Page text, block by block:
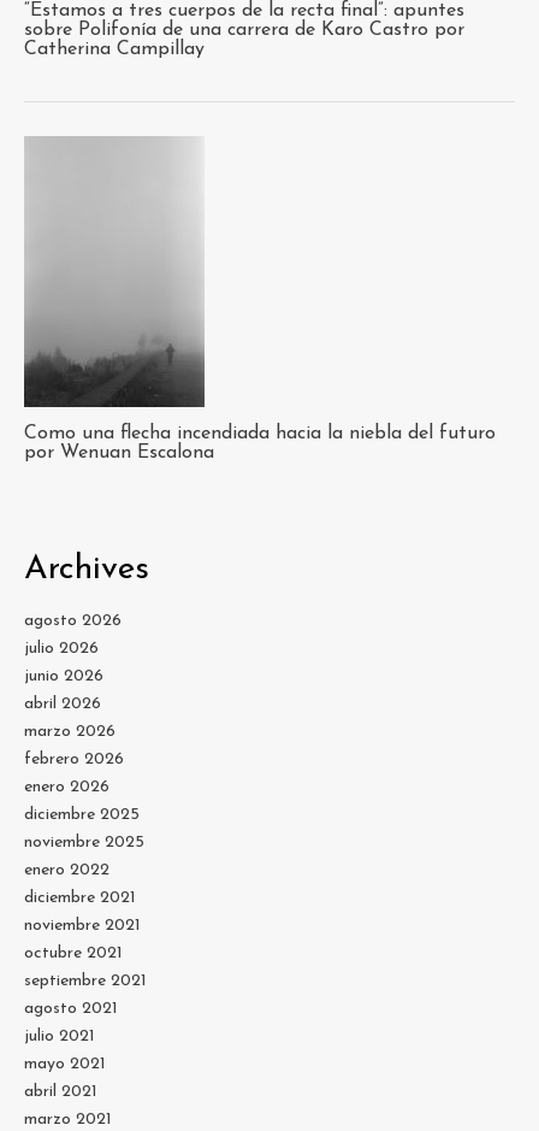
“Estamos a tres cuerpos de la recta final”: apuntes
sobre Polifonía de una carrera de Karo Castro por
Catherina Campillay
Como una flecha incendiada hacia la niebla del futuro
por Wenuan Escalona
Archives
agosto 2026
julio 2026
junio 2026
abril 2026
marzo 2026
febrero 2026
enero 2026
diciembre 2025
noviembre 2025
enero 2022
diciembre 2021
noviembre 2021
octubre 2021
septiembre 2021
agosto 2021
julio 2021
mayo 2021
abril 2021
marzo 2021